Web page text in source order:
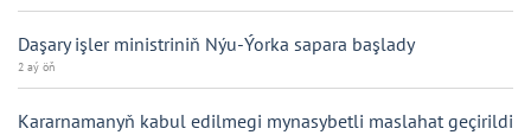
Daşary işler ministriniň Nýu-Ýorka sapara başlady
2 aý öň
Kararnamanyň kabul edilmegi mynasybetli maslahat geçirildi